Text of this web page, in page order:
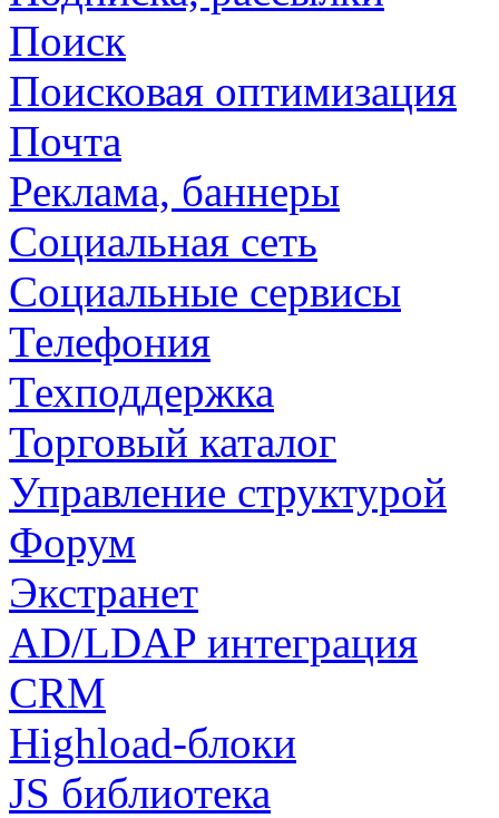
Поиск
Поисковая оптимизация
Почта
Реклама, баннеры
Социальная сеть
Социальные сервисы
Телефония
Техподдержка
Торговый каталог
Управление структурой
Форум
Экстранет
AD/LDAP интеграция
CRM
Highload-блоки
JS библиотека